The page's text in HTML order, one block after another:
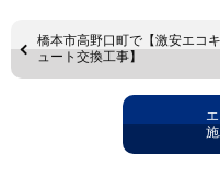
橋本市高野口町で【激安エコキ
ュート交換工事】